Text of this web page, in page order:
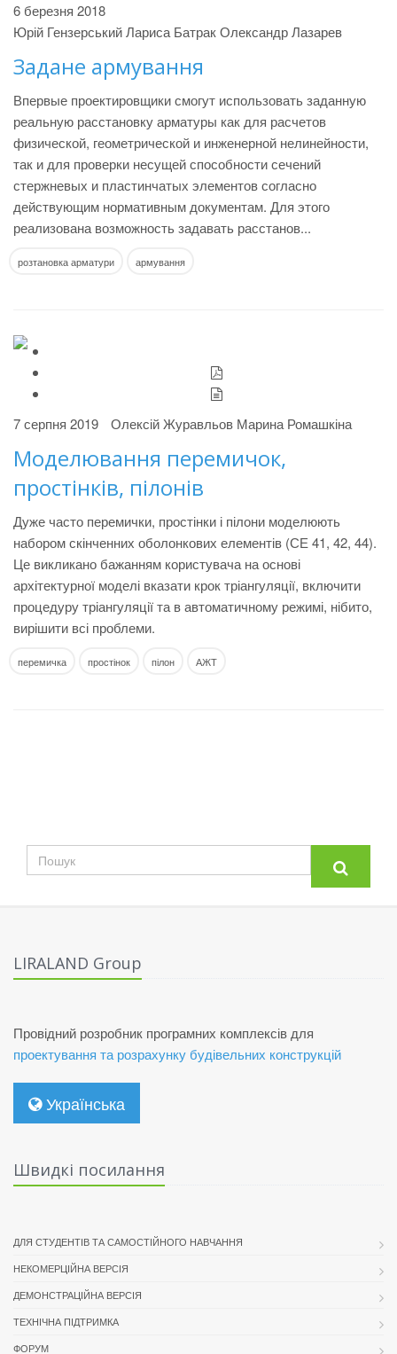
6 березня 2018
Юрій ГензерськийЛариса БатракОлександр Лазарев
Задане армування
Впервые проектировщики смогут использовать заданную
реальную расстановку арматуры как для расчетов
физической, геометрической и инженерной нелинейности,
так и для проверки несущей способности сечений
стержневых и пластинчатых элементов согласно
действующим нормативным документам. Для этого
реализована возможность задавать расстанов...
розтановка арматури армування
7 серпня 2019 Олексій Журавльов Марина Ромашкіна
Моделювання перемичок,
простінків, пілонів
Дуже часто перемички, простінки і пілони моделюють
набором скінченних оболонкових елементів (СЕ 41, 42, 44).
Це викликано бажанням користувача на основі
архітектурної моделі вказати крок тріангуляції, включити
процедуру тріангуляції та в автоматичному режимі, нібито,
вирішити всі проблеми.
перемичка простінок пілон АЖТ
LIRALAND Group
Провідний розробник програмних комплексів для
проектування та розрахунку будівельних конструкцій
Українська
Швидкі посилання
ДЛЯ СТУДЕНТІВ ТА САМОСТІЙНОГО НАВЧАННЯ
НЕКОМЕРЦІЙНА ВЕРСІЯ
ДЕМОНСТРАЦІЙНА ВЕРСІЯ
ТЕХНІЧНА ПІДТРИМКА
ФОРУМ